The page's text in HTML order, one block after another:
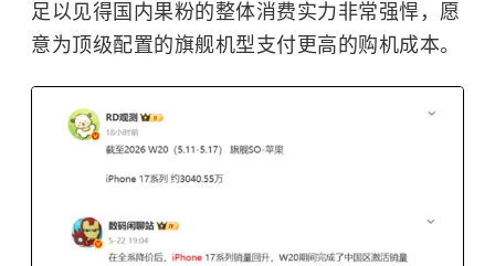
足以见得国内果粉的整体消费实力非常强悍，愿
意为顶级配置的旗舰机型支付更高的购机成本。